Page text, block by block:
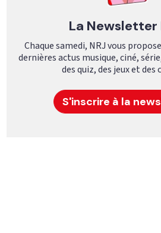
La Newsletter
Chaque samedi, NRJ vous
dernières actus musique, ciné,
des quiz, des jeux et des
S'inscrire à la